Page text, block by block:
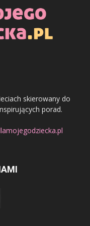
skierowany do
porad.